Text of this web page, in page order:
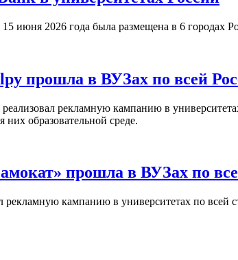
июня 2026 года была размещена в 6 городах
прошла в ВУЗах по всей
рекламную кампанию в
образовательной среде.
прошла в ВУЗах по
рекламную кампанию в университетах по всей